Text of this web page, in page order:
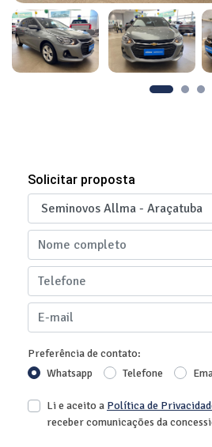
Solicitar proposta
Preferência de contato:
Whatsapp
Telefone
Li e aceito a Política de
receber comunicações da